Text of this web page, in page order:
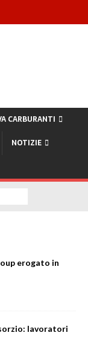
CARBURANTI
NOTIZIE
erogato in
lavoratori